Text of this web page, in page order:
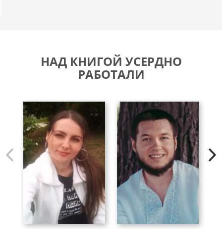
НАД КНИГОЙ УСЕРДНО
РАБОТАЛИ